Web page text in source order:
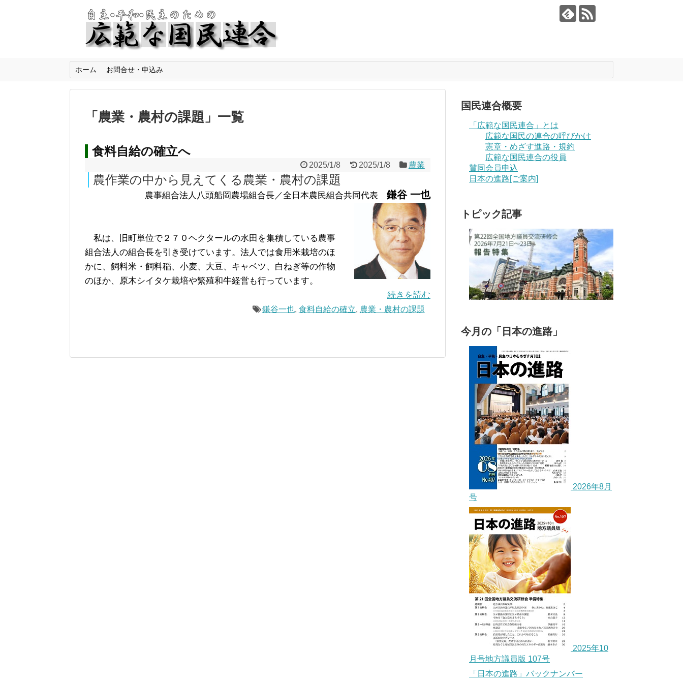
ホーム お問合せ・申込み
「 農業・農村の課題 」 一覧
食料自給の確立へ
2025/1/8 2025/1/8 農業
農作業の中から見えてくる農業・農村の課題
農事組合法人八頭船岡農場組合長／全日本農民組合共同代表 鎌谷 一也
私は、旧町単位で２７０ヘクタールの水田を集積している農事
組合法人の組合長を引き受けています。法人では食用米栽培のほ
かに、飼料米・飼料稲、小麦、大豆、キャベツ、白ねぎ等の作物
のほか、原木シイタケ栽培や繁殖和牛経営も行っています。
続きを読む
鎌谷一也, 食料自給の確立, 農業・農村の課題
国民連合概要
「広範な国民連合」とは
広範な国民の連合の呼びかけ
憲章・めざす進路・規約
広範な国民連合の役員
賛同会員申込
日本の進路[ご案内]
トピック記事
今月の「日本の進路」
2026年8月
号
2025年10
月号地方議員版 107号
「日本の進路」バックナンバー